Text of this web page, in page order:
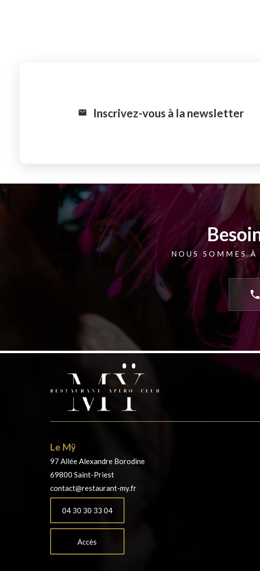
Inscrivez-vous à la newsletter
NOUS SOMMES
phone
Le Mÿ
97 Allée Alexandre Borodine
69800 Saint-Priest
contact@restaurant-my.fr
04 30 30 33 04
Accès